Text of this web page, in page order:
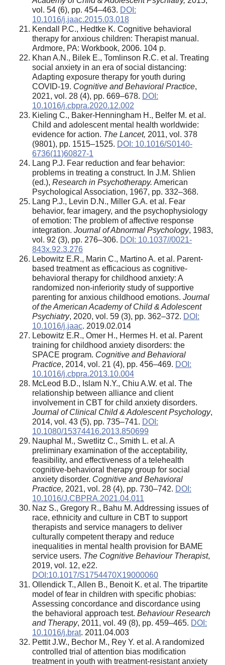
vol. 54 (6), pp. 454–463. DOI:
10.1016/j.jaac.2015.03.018
Kendall P.C., Hedtke K. Cognitive behavioral
therapy for anxious children: Therapist manual.
Ardmore, PA: Workbook, 2006. 104 p.
Khan A.N., Bilek E., Tomlinson R.C. et al. Treating
social anxiety in an era of social distancing:
Adapting exposure therapy for youth during
COVID-19. Cognitive and Behavioral Practice,
2021, vol. 28 (4), pp. 669–678. DOI:
10.1016/j.cbpra.2020.12.002
Kieling C., Baker-Henningham H., Belfer M. et al.
Child and adolescent mental health worldwide:
evidence for action. The Lancet, 2011, vol. 378
(9801), pp. 1515–1525. DOI: 10.1016/S0140-
6736(11)60827-1
Lang P.J. Fear reduction and fear behavior:
problems in treating a construct. In J.M. Shlien
(ed.), Research in Psychotherapy. American
Psychological Association, 1967, pp. 332–368.
Lang P.J., Levin D.N., Miller G.A. et al. Fear
behavior, fear imagery, and the psychophysiology
of emotion: The problem of affective response
integration. Journal of Abnormal Psychology, 1983,
vol. 92 (3), pp. 276–306. DOI: 10.1037//0021-
843x.92.3.276
Lebowitz E.R., Marin C., Martino A. et al. Parent-
based treatment as efficacious as cognitive-
behavioral therapy for childhood anxiety: A
randomized non-inferiority study of supportive
parenting for anxious childhood emotions. Journal
of the American Academy of Child & Adolescent
Psychiatry, 2020, vol. 59 (3), pp. 362–372. DOI:
10.1016/j.jaac. 2019.02.014
Lebowitz E.R., Omer H., Hermes H. et al. Parent
training for childhood anxiety disorders: the
SPACE program. Cognitive and Behavioral
Practice, 2014, vol. 21 (4), pp. 456–469. DOI:
10.1016/j.cbpra.2013.10.004
McLeod B.D., Islam N.Y., Chiu A.W. et al. The
relationship between alliance and client
involvement in CBT for child anxiety disorders.
Journal of Clinical Child & Adolescent Psychology,
2014, vol. 43 (5), pp. 735–741. DOI:
10.1080/15374416.2013.850699
Nauphal M., Swetlitz C., Smith L. et al. A
preliminary examination of the acceptability,
feasibility, and effectiveness of a telehealth
cognitive-behavioral therapy group for social
anxiety disorder. Cognitive and Behavioral
Practice, 2021, vol. 28 (4), pp. 730–742. DOI:
10.1016/J.CBPRA.2021.04.011
Naz S., Gregory R., Bahu M. Addressing issues of
race, ethnicity and culture in CBT to support
therapists and service managers to deliver
culturally competent therapy and reduce
inequalities in mental health provision for BAME
service users. The Cognitive Behaviour Therapist,
2019, vol. 12, e22.
DOI:10.1017/S1754470X19000060
Ollendick T., Allen B., Benoit K. et al. The tripartite
model of fear in children with specific phobias:
Assessing concordance and discordance using
the behavioral approach test. Behaviour Research
and Therapy, 2011, vol. 49 (8), pp. 459–465. DOI:
10.1016/j.brat. 2011.04.003
Pettit J.W., Bechor M., Rey Y. et al. A randomized
controlled trial of attention bias modification
treatment in youth with treatment-resistant anxiety